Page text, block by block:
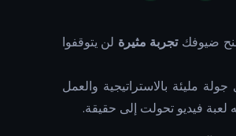
ضيوفكتجربة مثيرة لن يتوقفوا
مليئة بالاستراتيجية والعمل
لعبة فيديو تحولت إلى حقيقة.